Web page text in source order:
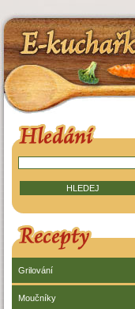
E-kuchařka.cz
HLEDÁNÍ V
RECEPTY
Grilování
Moučníky